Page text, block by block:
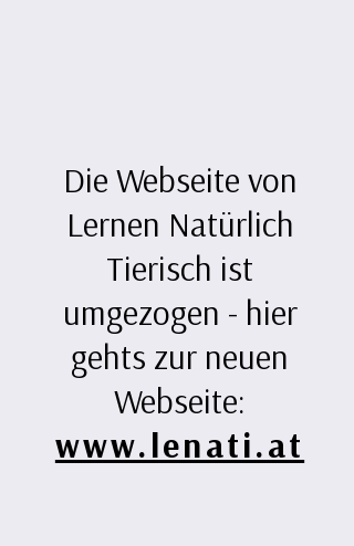
Die Webseite von
Lernen Natürlich
Tierisch ist
umgezogen - hier
gehts zur neuen
Webseite:
www.lenati.at